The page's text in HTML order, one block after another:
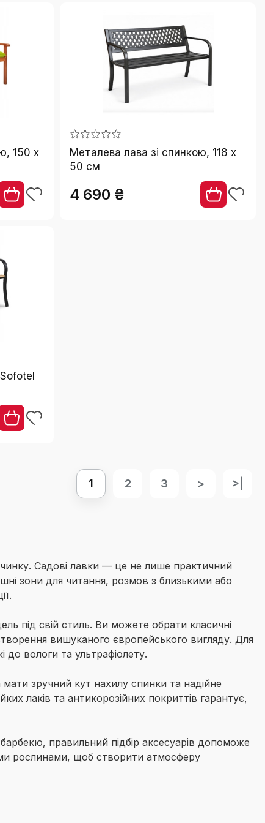
150 x
Металева лава зі спинкою, 118 x
50 см
4 690 ₴
1 2 3 > >|
Садові лавки — це не лише практичний
зони для читання, розмов з близькими або
під свій стиль. Ви можете обрати класичні
вишуканого європейського вигляду. Для
до вологи та ультрафіолету.
зручний кут нахилу спинки та надійне
лаків та антикорозійних покриттів гарантує,
правильний підбір аксесуарів допоможе
рослинами, щоб створити атмосферу